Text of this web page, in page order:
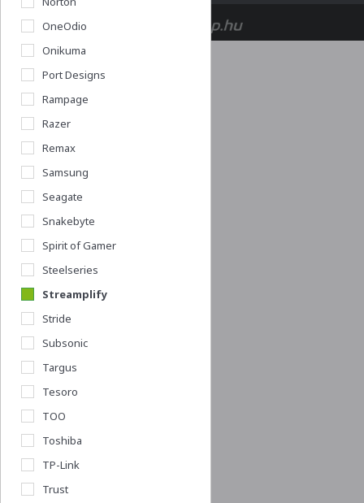
OneOdio
Onikuma
Port Designs
Rampage
Razer
Remax
Samsung
Seagate
Snakebyte
Spirit of Gamer
Steelseries
Streamplify
Stride
Subsonic
Targus
Tesoro
TOO
Toshiba
TP-Link
Trust